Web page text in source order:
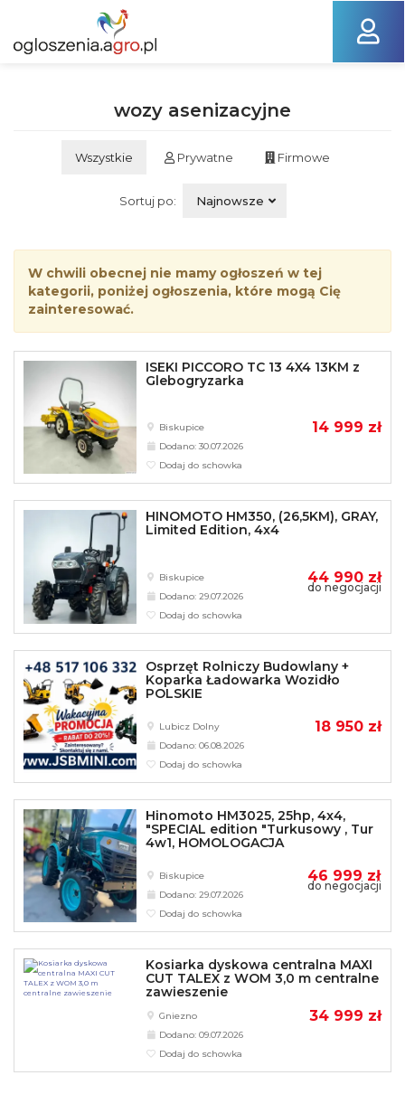
wozy asenizacyjne
Wszystkie Prywatne Firmowe
Sortuj po: Najnowsze
W chwili obecnej nie mamy ogłoszeń w tej
kategorii, poniżej ogłoszenia, które mogą Cię
zainteresować.
ISEKI PICCORO TC 13 4X4 13KM z
Glebogryzarka
14 999 zł
Biskupice
Dodano: 30.07.2026
Dodaj do schowka
HINOMOTO HM350, (26,5KM), GRAY,
Limited Edition, 4x4
44 990 zł
do negocjacji
Biskupice
Dodano: 29.07.2026
Dodaj do schowka
Osprzęt Rolniczy Budowlany +
Koparka Ładowarka Wozidło
POLSKIE
18 950 zł
Lubicz Dolny
Dodano: 06.08.2026
Dodaj do schowka
Hinomoto HM3025, 25hp, 4x4,
"SPECIAL edition "Turkusowy , Tur
4w1, HOMOLOGACJA
46 999 zł
do negocjacji
Biskupice
Dodano: 29.07.2026
Dodaj do schowka
Kosiarka dyskowa centralna MAXI
CUT TALEX z WOM 3,0 m centralne
zawieszenie
34 999 zł
Gniezno
Dodano: 09.07.2026
Dodaj do schowka